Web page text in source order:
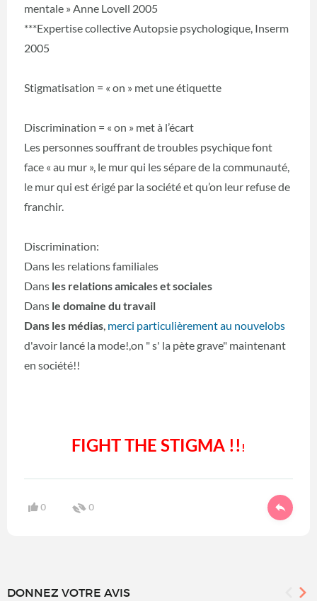
mentale » Anne Lovell 2005
***Expertise collective Autopsie psychologique, Inserm
2005
Stigmatisation = « on » met une étiquette
Discrimination = « on » met à l’écart
Les personnes souffrant de troubles psychique font
face « au mur », le mur qui les sépare de la communauté,
le mur qui est érigé par la société et qu’on leur refuse de
franchir.
Discrimination:
Dans les relations familiales
Dans les relations amicales et sociales
Dans le domaine du travail
Dans les médias merci particulièrement au nouvelobs
d'avoir lancé la mode!,on " s' la pète grave" maintenant
en société!!
FIGHT THE STIGMA !! !
0 0
DONNEZ VOTRE AVIS